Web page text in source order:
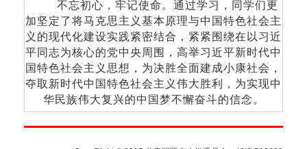
不忘初心，牢记使命。通过学习，同学们更
加坚定了将马克思主义基本原理与中国特色社会主
义的现代化建设实践紧密结合，紧紧围绕在以习近
平同志为核心的党中央周围，高举习近平新时代中
国特色社会主义思想，为决胜全面建成小康社会，
夺取新时代中国特色社会主义伟大胜利，为实现中
华民族伟大复兴的中国梦不懈奋斗的信念。